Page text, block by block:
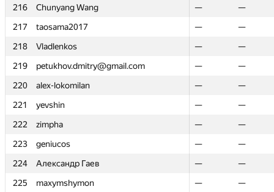
216
Chunyang Wang —
—
217
taosama2017 —
—
218
Vladlenkos —
—
219
petukhov.dmitry@gmail.com —
—
220
alex-lokomilan —
—
221
yevshin —
—
222
zimpha —
—
223
geniucos —
—
224
Александр Гаев —
—
225
maxymshymon —
—
216
Chunyang Wang —
—
217
taosama2017 —
—
218
Vladlenkos —
—
219
petukhov.dmitry@gmail.com —
—
220
alex-lokomilan —
—
221
yevshin —
—
222
zimpha —
—
223
geniucos —
—
224
Александр Гаев —
—
225
maxymshymon —
—